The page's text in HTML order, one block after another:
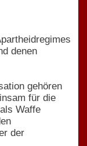
denen
gehören
für die
Waffe
der